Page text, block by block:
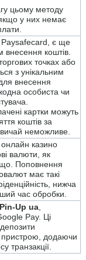
цьому методу
у них немає
Paysafecard, є ще
коштів.
точках або
з унікальним
внесення
особиста чи
картки можуть
коштів за
неможливе.
казино
валюти, як
Поповнення
має такі
нижча
час обробки.
Pin-Up ua
Pay. Ці
пристрою, додаючи
транзакції.